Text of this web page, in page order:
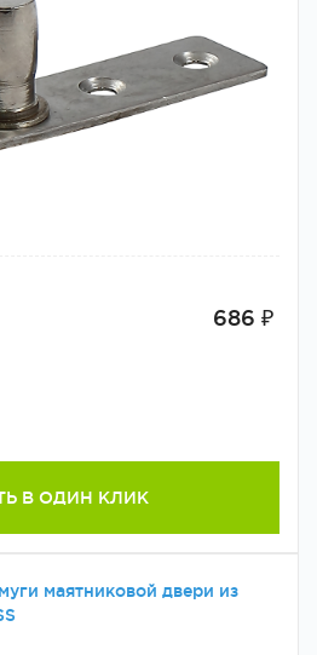
686 ₽
В ОДИН КЛИК
маятниковой двери из